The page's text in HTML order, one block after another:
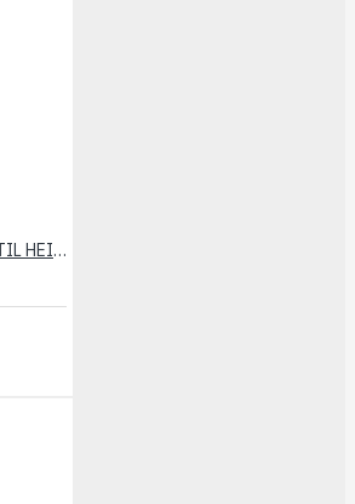
PRESTRUJNI VENTIL HEIMEIER 3/4"